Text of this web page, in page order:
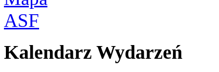
Kalendarz Wydarzeń